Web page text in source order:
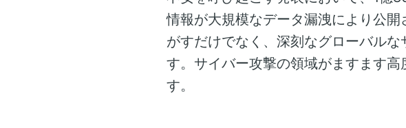
情報が大規模なデータ漏洩により公
がすだけでなく、深刻なグローバル
す。サイバー攻撃の領域がますます
す。